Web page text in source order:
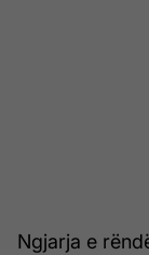
Ngjarja e